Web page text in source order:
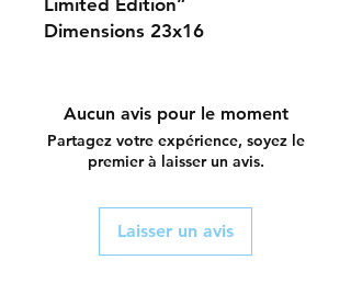
Dimensions 23x16
Aucun avis pour le moment
Partagez votre expérience, soyez le
premier à laisser un avis.
Laisser un avis